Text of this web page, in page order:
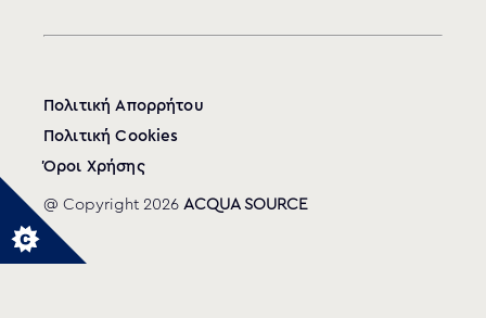
Πολιτική Απορρήτου
Πολιτική Cookies
Όροι Χρήσης
@ Copyright 2026 ACQUA SOURCE